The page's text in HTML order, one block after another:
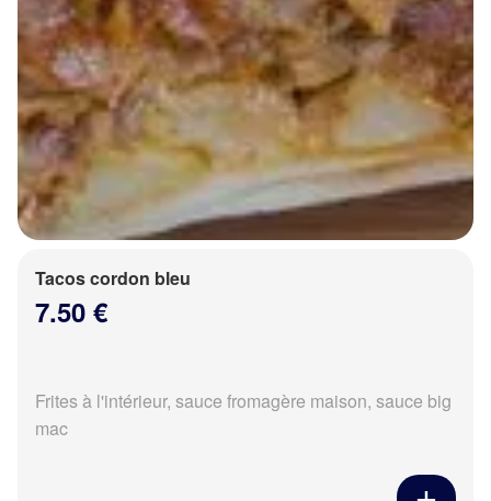
Tacos cordon bleu
7.50 €
Frites à l'intérieur, sauce fromagère maison, sauce big
mac